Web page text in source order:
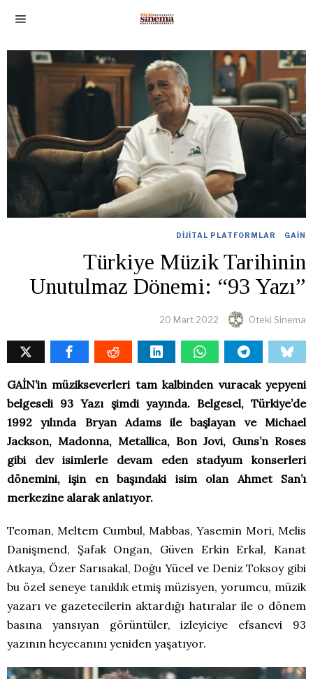
DIJITAL PLATFORMLAR · GAIN
Türkiye Müzik Tarihinin
Unutulmaz Dönemi: “93 Yazı”
20 Mart 2022 Öteki Sinema
GAİN’in müzikseverleri tam kalbinden vuracak yepyeni
belgeseli 93 Yazı şimdi yayında. Belgesel, Türkiye’de
1992 yılında Bryan Adams ile başlayan ve Michael
Jackson, Madonna, Metallica, Bon Jovi, Guns’n Roses
gibi dev isimlerle devam eden stadyum konserleri
dönemini, işin en başındaki isim olan Ahmet San’ı
merkezine alarak anlatıyor.
Teoman, Meltem Cumbul, Mabbas, Yasemin Mori, Melis
Danişmend, Şafak Ongan, Güven Erkin Erkal, Kanat
Atkaya, Özer Sarısakal, Doğu Yücel ve Deniz Toksoy gibi
bu özel seneye tanıklık etmiş müzisyen, yorumcu, müzik
yazarı ve gazetecilerin aktardığı hatıralar ile o dönem
basına yansıyan görüntüler, izleyiciye efsanevi 93
yazının heyecanını yeniden yaşatıyor.